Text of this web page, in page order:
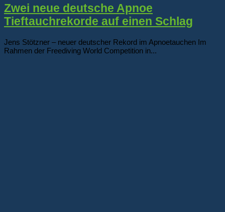
Zwei neue deutsche Apnoe
Tieftauchrekorde auf einen Schlag
Jens Stötzner – neuer deutscher Rekord im Apnoetauchen Im
Rahmen der Freediving World Competition in...